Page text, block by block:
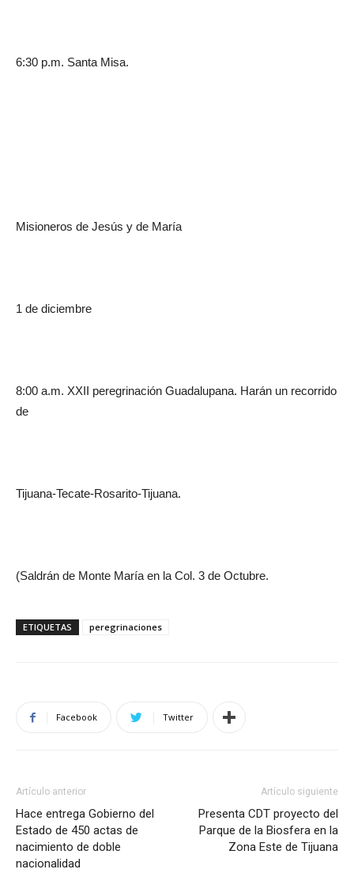
6:30 p.m. Santa Misa.
Misioneros de Jesús y de María
1 de diciembre
8:00 a.m. XXII peregrinación Guadalupana. Harán un recorrido
de
Tijuana-Tecate-Rosarito-Tijuana.
(Saldrán de Monte María en la Col. 3 de Octubre.
ETIQUETAS peregrinaciones
Facebook Twitter
Artículo anterior
Hace entrega Gobierno del
Estado de 450 actas de
nacimiento de doble
nacionalidad
Artículo siguiente
Presenta CDT proyecto del
Parque de la Biosfera en la
Zona Este de Tijuana